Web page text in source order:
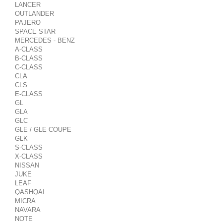
LANCER
OUTLANDER
PAJERO
SPACE STAR
MERCEDES - BENZ
A-CLASS
B-CLASS
C-CLASS
CLA
CLS
E-CLASS
GL
GLA
GLC
GLE / GLE COUPE
GLK
S-CLASS
X-CLASS
NISSAN
JUKE
LEAF
QASHQAI
MICRA
NAVARA
NOTE